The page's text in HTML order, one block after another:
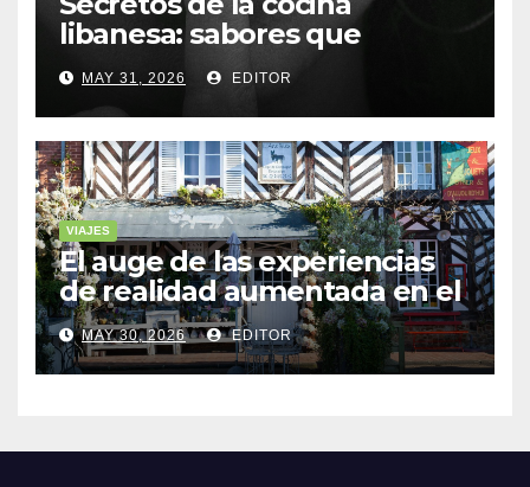
libanesa: sabores que
cuentan historias
MAY 31, 2026 EDITOR
VIAJES
El auge de las experiencias
de realidad aumentada en el
turismo
MAY 30, 2026 EDITOR